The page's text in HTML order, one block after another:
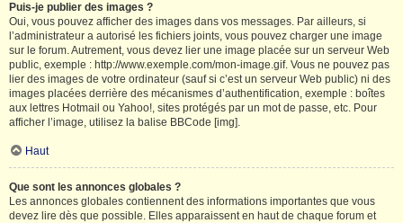
Puis-je publier des images ?
Oui, vous pouvez afficher des images dans vos messages. Par ailleurs, si
l’administrateur a autorisé les fichiers joints, vous pouvez charger une image
sur le forum. Autrement, vous devez lier une image placée sur un serveur Web
public, exemple : http://www.exemple.com/mon-image.gif. Vous ne pouvez pas
lier des images de votre ordinateur (sauf si c’est un serveur Web public) ni des
images placées derrière des mécanismes d’authentification, exemple : boîtes
aux lettres Hotmail ou Yahoo!, sites protégés par un mot de passe, etc. Pour
afficher l’image, utilisez la balise BBCode [img].
Haut
Que sont les annonces globales ?
Les annonces globales contiennent des informations importantes que vous
devez lire dès que possible. Elles apparaissent en haut de chaque forum et